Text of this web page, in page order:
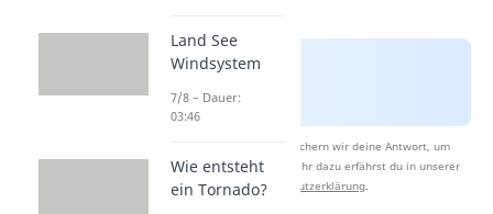
Nach Beantwortung speichern wir deine Antwort, um
Studyflix zu verbessern. Mehr dazu erfährst du in unserer
Datenschutzerklärung.
Land See
Windsystem
7/8 – Dauer:
03:46
Wie entsteht
ein Tornado?